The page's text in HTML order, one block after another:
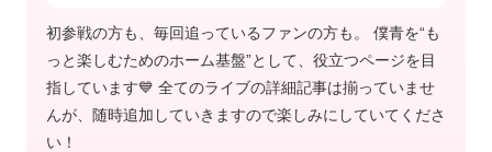
初参戦の方も、毎回追っているファンの方も。 僕青を“も
っと楽しむためのホーム基盤”として、役立つページを目
指しています💙 全てのライブの詳細記事は揃っていませ
んが、随時追加していきますので楽しみにしていてくださ
い！